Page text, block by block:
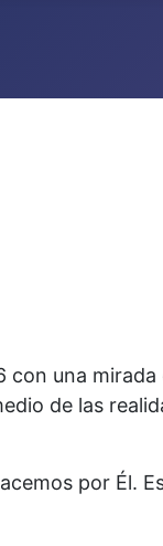
una
de las
por Él.